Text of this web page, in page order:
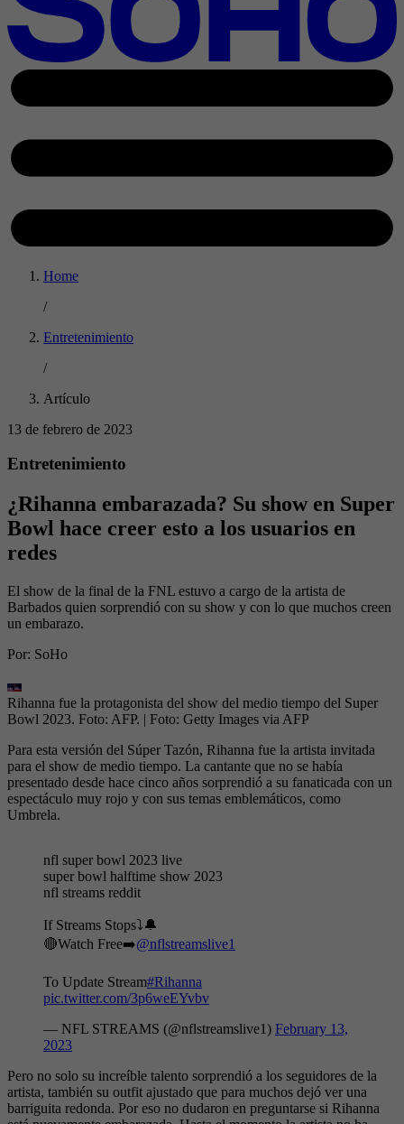
Home
/
Entretenimiento
/
Artículo
13 de febrero de 2023
Entretenimiento
¿Rihanna embarazada? Su show en Super
Bowl hace creer esto a los usuarios en
redes
El show de la final de la FNL estuvo a cargo de la artista de
Barbados quien sorprendió con su show y con lo que muchos creen
un embarazo.
Por: SoHo
Rihanna fue la protagonista del show del medio tiempo del Super
Bowl 2023. Foto: AFP. | Foto: Getty Images via AFP
Para esta versión del Súper Tazón, Rihanna fue la artista invitada
para el show de medio tiempo. La cantante que no se había
presentado desde hace cinco años sorprendió a su fanaticada con un
espectáculo muy rojo y con sus temas emblemáticos, como
Umbrela.
nfl super bowl 2023 live
super bowl halftime show 2023
nfl streams reddit
If Streams Stops⤵️🔔
🔴Watch Free➡️@nflstreamslive1
To Update Stream#Rihanna
pic.twitter.com/3p6weEYvbv
— NFL STREAMS (@nflstreamslive1) February 13,
2023
Pero no solo su increíble talento sorprendió a los seguidores de la
artista, también su outfit ajustado que para muchos dejó ver una
barriguita redonda. Por eso no dudaron en preguntarse si Rihanna